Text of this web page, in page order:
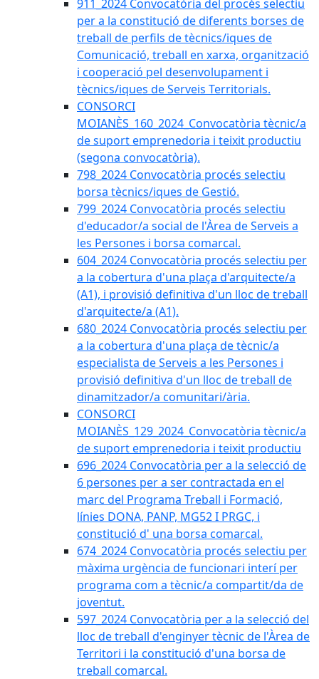
911_2024 Convocatòria del procés selectiu
per a la constitució de diferents borses de
treball de perfils de tècnics/iques de
Comunicació, treball en xarxa, organització
i cooperació pel desenvolupament i
tècnics/iques de Serveis Territorials.
CONSORCI
MOIANÈS_160_2024_Convocatòria tècnic/a
de suport emprenedoria i teixit productiu
(segona convocatòria).
798_2024 Convocatòria procés selectiu
borsa tècnics/iques de Gestió.
799_2024 Convocatòria procés selectiu
d'educador/a social de l'Àrea de Serveis a
les Persones i borsa comarcal.
604_2024 Convocatòria procés selectiu per
a la cobertura d'una plaça d'arquitecte/a
(A1), i provisió definitiva d'un lloc de treball
d'arquitecte/a (A1).
680_2024 Convocatòria procés selectiu per
a la cobertura d'una plaça de tècnic/a
especialista de Serveis a les Persones i
provisió definitiva d'un lloc de treball de
dinamitzador/a comunitari/ària.
CONSORCI
MOIANÈS_129_2024_Convocatòria tècnic/a
de suport emprenedoria i teixit productiu
696_2024 Convocatòria per a la selecció de
6 persones per a ser contractada en el
marc del Programa Treball i Formació,
línies DONA, PANP, MG52 I PRGC, i
constitució d' una borsa comarcal.
674_2024 Convocatòria procés selectiu per
màxima urgència de funcionari interí per
programa com a tècnic/a compartit/da de
joventut.
597_2024 Convocatòria per a la selecció del
lloc de treball d'enginyer tècnic de l'Àrea de
Territori i la constitució d'una borsa de
treball comarcal.